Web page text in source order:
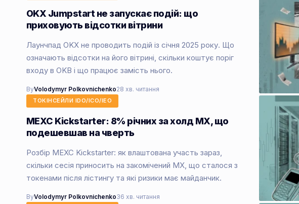
OKX Jumpstart не запускає подій: що
приховують відсотки вітрини
Лаунчпад OKX не проводить подій із січня 2025 року. Що
означають відсотки на його вітрині, скільки коштує поріг
входу в OKB і що працює замість нього.
ByVolodymyr Polkovnichenko28 хв. читання
ТОКІНСЕЙЛИ IDO/ICO/IEO
MEXC Kickstarter: 8% річних за холд MX, що
подешевшав на чверть
Розбір MEXC Kickstarter: як влаштована участь зараз,
скільки сесія приносить на закомічений MX, що сталося з
токенами після лістингу та які ризики має майданчик.
ByVolodymyr Polkovnichenko36 хв. читання